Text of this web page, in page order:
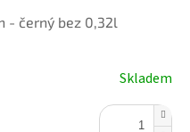
- černý bez 0,32l
Skladem